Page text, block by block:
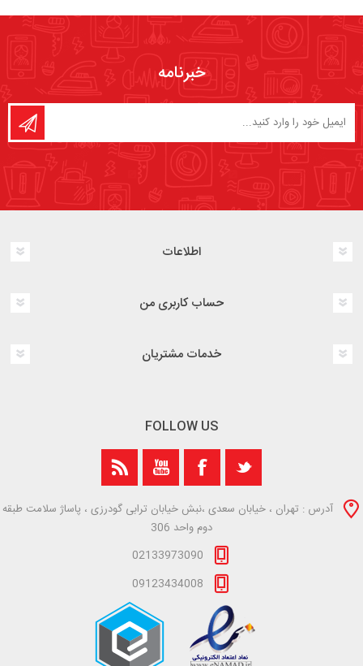
خبرنامه
اطلاعات
حساب کاربری من
خدمات مشتریان
FOLLOW US
آدرس : تهران ، خیابان سعدی ،نبش خیابان ترابی گودرزی ، پاساژ سلامت طبقه
دوم واحد 306
02133973090
09123434008